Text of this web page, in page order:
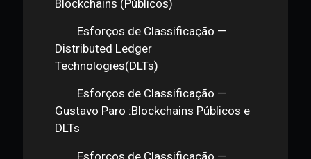
Esforços de Classificação —
Apresentação Thiago Padovan
Esforços de Classificação —
Introdução
Esforços de Classificação —
Classificação Gavin Wood
Esforços de Classificação —